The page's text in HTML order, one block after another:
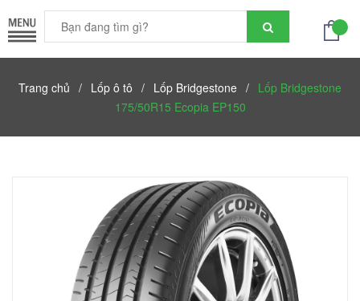
Trang chủ / Lốp ô tô / Lốp Bridgestone / Lốp Bridgestone
175/50R15 Ecopia EP150